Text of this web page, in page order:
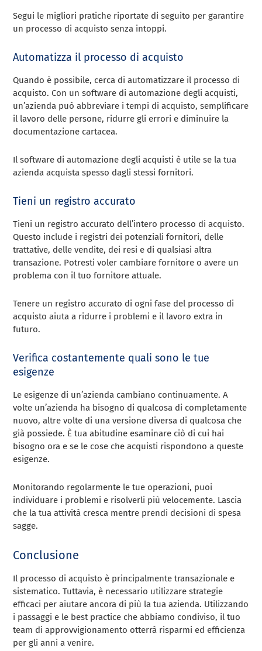
Segui le migliori pratiche riportate di seguito per garantire
un processo di acquisto senza intoppi.
Automatizza il processo di acquisto
Quando è possibile, cerca di automatizzare il processo di
acquisto. Con un software di automazione degli acquisti,
un’azienda può abbreviare i tempi di acquisto, semplificare
il lavoro delle persone, ridurre gli errori e diminuire la
documentazione cartacea.
Il software di automazione degli acquisti è utile se la tua
azienda acquista spesso dagli stessi fornitori.
Tieni un registro accurato
Tieni un registro accurato dell’intero processo di acquisto.
Questo include i registri dei potenziali fornitori, delle
trattative, delle vendite, dei resi e di qualsiasi altra
transazione. Potresti voler cambiare fornitore o avere un
problema con il tuo fornitore attuale.
Tenere un registro accurato di ogni fase del processo di
acquisto aiuta a ridurre i problemi e il lavoro extra in
futuro.
Verifica costantemente quali sono le tue
esigenze
Le esigenze di un’azienda cambiano continuamente. A
volte un’azienda ha bisogno di qualcosa di completamente
nuovo, altre volte di una versione diversa di qualcosa che
già possiede. È tua abitudine esaminare ciò di cui hai
bisogno ora e se le cose che acquisti rispondono a queste
esigenze.
Monitorando regolarmente le tue operazioni, puoi
individuare i problemi e risolverli più velocemente. Lascia
che la tua attività cresca mentre prendi decisioni di spesa
sagge.
Conclusione
Il processo di acquisto è principalmente transazionale e
sistematico. Tuttavia, è necessario utilizzare strategie
efficaci per aiutare ancora di più la tua azienda. Utilizzando
i passaggi e le best practice che abbiamo condiviso, il tuo
team di approvvigionamento otterrà risparmi ed efficienza
per gli anni a venire.